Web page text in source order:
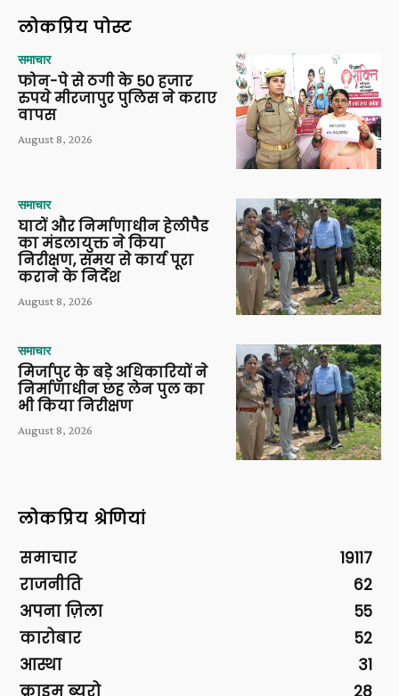
लोकप्रिय पोस्ट
समाचार
फोन-पे से ठगी के 50 हजार
रुपये मीरजापुर पुलिस ने कराए
वापस
August 8, 2026
समाचार
घाटों और निर्माणाधीन हेलीपैड
का मंडलायुक्त ने किया
निरीक्षण, समय से कार्य पूरा
कराने के निर्देश
August 8, 2026
समाचार
मिर्जापुर के बड़े अधिकारियों ने
निर्माणाधीन छह लेन पुल का
भी किया निरीक्षण
August 8, 2026
लोकप्रिय श्रेणियां
समाचार
19117
राजनीति
62
अपना ज़िला
55
कारोबार
52
आस्था
31